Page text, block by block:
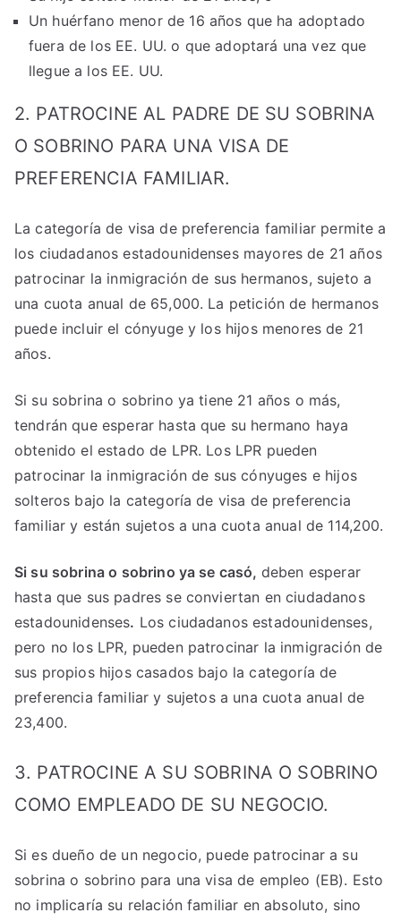
Un huérfano menor de 16 años que ha adoptado
fuera de los EE. UU. o que adoptará una vez que
llegue a los EE. UU.
2. PATROCINE AL PADRE DE SU SOBRINA
O SOBRINO PARA UNA VISA DE
PREFERENCIA FAMILIAR.
La categoría de visa de preferencia familiar permite a
los ciudadanos estadounidenses mayores de 21 años
patrocinar la inmigración de sus hermanos, sujeto a
una cuota anual de 65,000. La petición de hermanos
puede incluir el cónyuge y los hijos menores de 21
años.
Si su sobrina o sobrino ya tiene 21 años o más,
tendrán que esperar hasta que su hermano haya
obtenido el estado de LPR. Los LPR pueden
patrocinar la inmigración de sus cónyuges e hijos
solteros bajo la categoría de visa de preferencia
familiar y están sujetos a una cuota anual de 114,200.
Si su sobrina o sobrino ya se casó, deben esperar
hasta que sus padres se conviertan en ciudadanos
estadounidenses. Los ciudadanos estadounidenses,
pero no los LPR, pueden patrocinar la inmigración de
sus propios hijos casados ​​bajo la categoría de
preferencia familiar y sujetos a una cuota anual de
23,400.
3. PATROCINE A SU SOBRINA O SOBRINO
COMO EMPLEADO DE SU NEGOCIO.
Si es dueño de un negocio, puede patrocinar a su
sobrina o sobrino para una visa de empleo (EB). Esto
no implicaría su relación familiar en absoluto, sino